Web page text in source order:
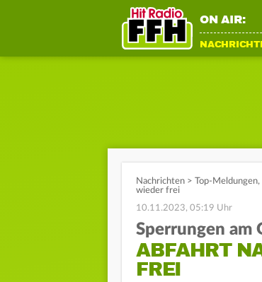
ON AIR:
Nachrichten > Top-Meldungen,
wieder frei
10.11.2023, 05:19 Uhr
Sperrungen am
ABFAHRT
FREI